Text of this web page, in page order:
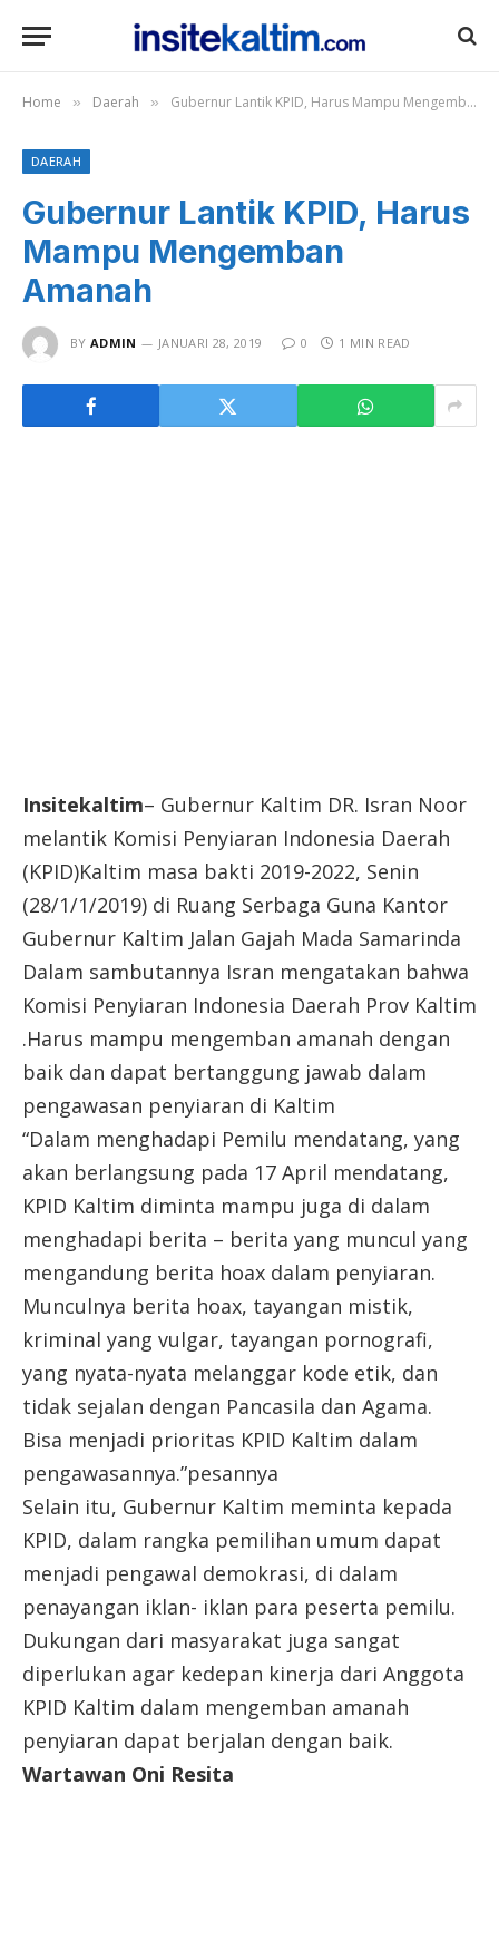
Home » Daerah » Gubernur Lantik KPID, Harus Mampu Mengemban Amanah
DAERAH
Gubernur Lantik KPID, Harus
Mampu Mengemban
Amanah
BY ADMIN JANUARI 28, 2019 0 1 MIN READ
Insitekaltim– Gubernur Kaltim DR. Isran Noor
melantik Komisi Penyiaran Indonesia Daerah
(KPID)Kaltim masa bakti 2019-2022, Senin
(28/1/1/2019) di Ruang Serbaga Guna Kantor
Gubernur Kaltim Jalan Gajah Mada Samarinda
Dalam sambutannya Isran mengatakan bahwa
Komisi Penyiaran Indonesia Daerah Prov Kaltim
.Harus mampu mengemban amanah dengan
baik dan dapat bertanggung jawab dalam
pengawasan penyiaran di Kaltim
“Dalam menghadapi Pemilu mendatang, yang
akan berlangsung pada 17 April mendatang,
KPID Kaltim diminta mampu juga di dalam
menghadapi berita – berita yang muncul yang
mengandung berita hoax dalam penyiaran.
Munculnya berita hoax, tayangan mistik,
kriminal yang vulgar, tayangan pornografi,
yang nyata-nyata melanggar kode etik, dan
tidak sejalan dengan Pancasila dan Agama.
Bisa menjadi prioritas KPID Kaltim dalam
pengawasannya.”pesannya
Selain itu, Gubernur Kaltim meminta kepada
KPID, dalam rangka pemilihan umum dapat
menjadi pengawal demokrasi, di dalam
penayangan iklan- iklan para peserta pemilu.
Dukungan dari masyarakat juga sangat
diperlukan agar kedepan kinerja dari Anggota
KPID Kaltim dalam mengemban amanah
penyiaran dapat berjalan dengan baik.
Wartawan Oni Resita